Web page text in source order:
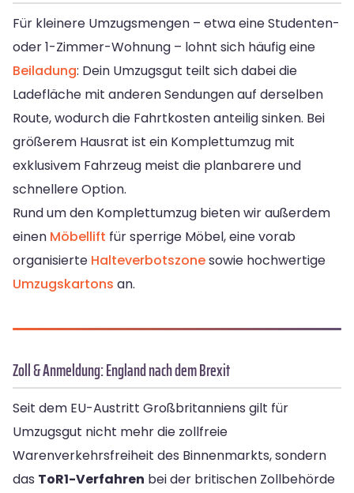
Für kleinere Umzugsmengen – etwa eine Studenten-
oder 1-Zimmer-Wohnung – lohnt sich häufig eine
Beiladung: Dein Umzugsgut teilt sich dabei die
Ladefläche mit anderen Sendungen auf derselben
Route, wodurch die Fahrtkosten anteilig sinken. Bei
größerem Hausrat ist ein Komplettumzug mit
exklusivem Fahrzeug meist die planbarere und
schnellere Option.
Rund um den Komplettumzug bieten wir außerdem
einen Möbellift für sperrige Möbel, eine vorab
organisierte Halteverbotszonesowie hochwertige
Umzugskartons an.
Zoll & Anmeldung: England nach dem Brexit
Seit dem EU-Austritt Großbritanniens gilt für
Umzugsgut nicht mehr die zollfreie
Warenverkehrsfreiheit des Binnenmarkts, sondern
das ToR1-Verfahren bei der britischen Zollbehörde